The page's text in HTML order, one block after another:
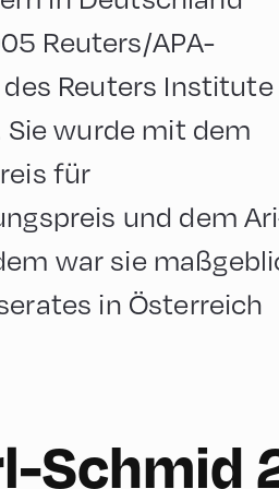
Reuters/APA-
Reuters
wurde mit dem
für
und dem
war sie
in Österreich
Schmid